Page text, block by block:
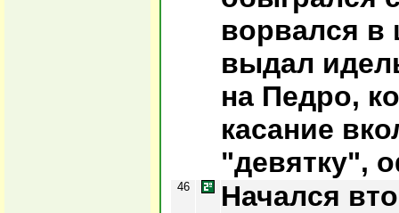
ворвался
выдал
на Педро,
касание
"девятку",
46
Начался